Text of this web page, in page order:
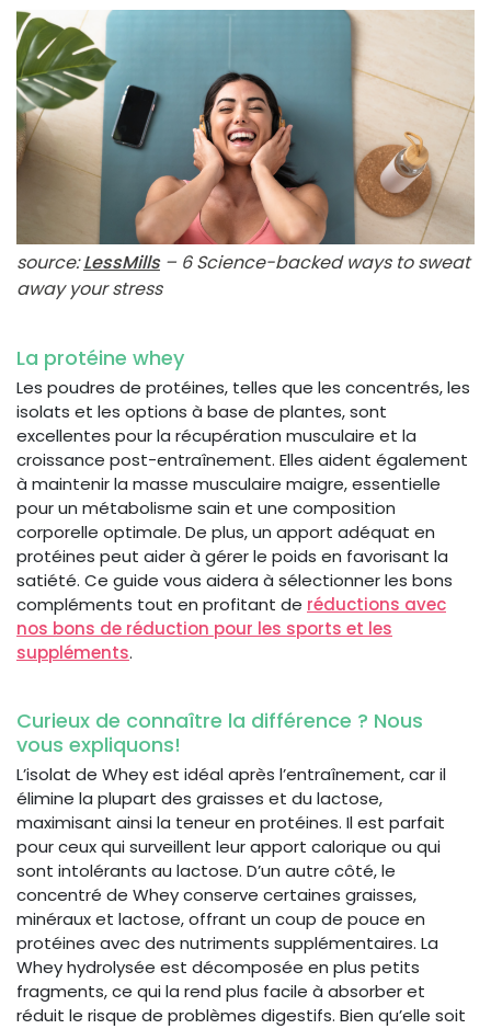
source:LessMills– 6 Science-backed ways to sweat
away your stress
La protéine whey
Les poudres de protéines, telles que les concentrés, les
isolats et les options à base de plantes, sont
excellentes pour la récupération musculaire et la
croissance post-entraînement. Elles aident également
à maintenir la masse musculaire maigre, essentielle
pour un métabolisme sain et une composition
corporelle optimale. De plus, un apport adéquat en
protéines peut aider à gérer le poids en favorisant la
satiété. Ce guide vous aidera à sélectionner les bons
compléments tout en profitant de réductions avec
nos bons de réduction pour les sports et les
suppléments.
Curieux de connaître la différence ? Nous
vous expliquons!
L’isolat de Whey est idéal après l’entraînement, car il
élimine la plupart des graisses et du lactose,
maximisant ainsi la teneur en protéines. Il est parfait
pour ceux qui surveillent leur apport calorique ou qui
sont intolérants au lactose. D’un autre côté, le
concentré de Whey conserve certaines graisses,
minéraux et lactose, offrant un coup de pouce en
protéines avec des nutriments supplémentaires. La
Whey hydrolysée est décomposée en plus petits
fragments, ce qui la rend plus facile à absorber et
réduit le risque de problèmes digestifs. Bien qu’elle soit